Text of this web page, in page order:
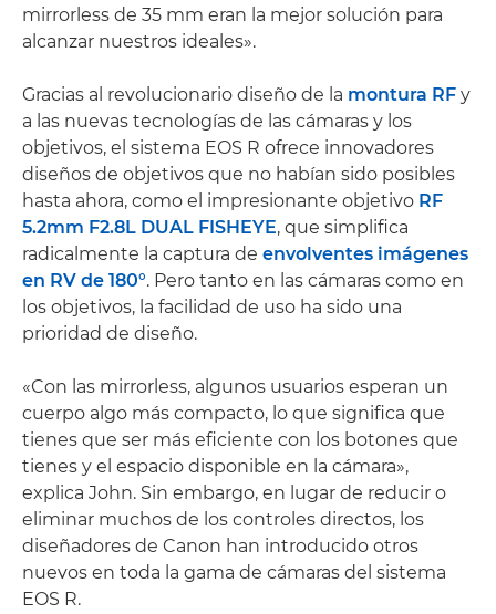
mirrorless de 35 mm eran la mejor solución para
alcanzar nuestros ideales».
Gracias al revolucionario diseño de la montura RF y
a las nuevas tecnologías de las cámaras y los
objetivos, el sistema EOS R ofrece innovadores
diseños de objetivos que no habían sido posibles
hasta ahora, como el impresionante objetivo RF
5.2mm F2.8L DUAL FISHEYE, que simplifica
radicalmente la captura de envolventes imágenes
en RV de 180°. Pero tanto en las cámaras como en
los objetivos, la facilidad de uso ha sido una
prioridad de diseño.
«Con las mirrorless, algunos usuarios esperan un
cuerpo algo más compacto, lo que significa que
tienes que ser más eficiente con los botones que
tienes y el espacio disponible en la cámara»,
explica John. Sin embargo, en lugar de reducir o
eliminar muchos de los controles directos, los
diseñadores de Canon han introducido otros
nuevos en toda la gama de cámaras del sistema
EOS R.